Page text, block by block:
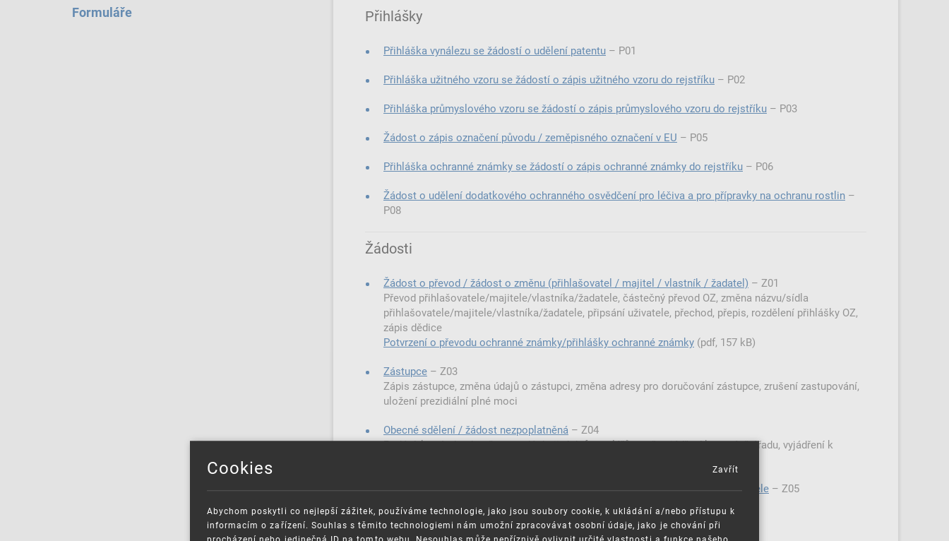
Formuláře Přihlášky
Přihláška vynálezu se žádostí o udělení patentu –⁠⁠⁠⁠⁠⁠ P01
Přihláška užitného vzoru se žádostí o zápis užitného vzoru do rejstříku –⁠⁠⁠⁠⁠⁠ P02
Přihláška průmyslového vzoru se žádostí o zápis průmyslového vzoru do rejstříku –⁠⁠⁠⁠⁠⁠ P03
Žádost o zápis označení původu / zeměpisného označení v EU –⁠⁠⁠⁠⁠⁠ P05
Přihláška ochranné známky se žádostí o zápis ochranné známky do rejstříku –⁠⁠⁠⁠⁠⁠ P06
Žádost o udělení dodatkového ochranného osvědčení pro léčiva a pro přípravky na ochranu rostlin –⁠⁠⁠⁠⁠⁠
P08
Žádosti
Žádost o převod / žádost o změnu (přihlašovatel / majitel / vlastník / žadatel) –⁠⁠⁠⁠⁠⁠ Z01
Převod přihlašovatele/majitele/vlastníka/žadatele, částečný převod OZ, změna názvu/sídla
přihlašovatele/majitele/vlastníka/žadatele, připsání uživatele, přechod, přepis, rozdělení přihlášky OZ,
zápis dědice
Potvrzení o převodu ochranné známky/přihlášky ochranné známky (pdf, 157 kB)
Zástupce –⁠⁠⁠⁠⁠⁠ Z03
Zápis zástupce, změna údajů o zástupci, změna adresy pro doručování zástupce, zrušení zastupování,
uložení prezidiální plné moci
Obecné sdělení / žádost nezpoplatněná –⁠⁠⁠⁠⁠⁠ Z04
Podání, které obsahově nespadá do jiných formulářů, např. vyjádření ke zprávě úřadu, vyjádření k
Žádost o změnu adresy pro doručování přihlašovatele/majitele/vlastníka/žadatele –⁠⁠⁠⁠⁠⁠ Z05
Žádost o obnovu / prodloužení platnosti–⁠⁠⁠⁠⁠⁠ Z06
Obnova OZ, prodloužení platnosti PUV, obnova doby ochrany PVZ
Cookies
Abychom poskytli co nejlepší zážitek, používáme technologie, jako jsou soubory cookie, k ukládání a/nebo přístupu k
informacím o zařízení. Souhlas s těmito technologiemi nám umožní zpracovávat osobní údaje, jako je chování při
Zavřít